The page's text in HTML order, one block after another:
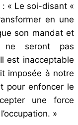
« Le soi-disant «
en une
son mandat et
ne seront pas
est inacceptable
imposée à notre
pour enfoncer le
une force
»